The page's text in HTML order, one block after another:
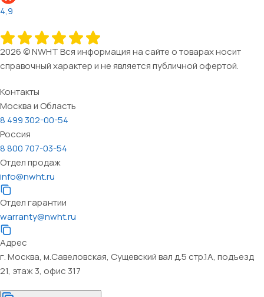
4,9
2026 © NWHT Вся информация на сайте о товарах носит
справочный характер и не является публичной офертой.
Контакты
Москва и Область
8 499 302-00-54
Россия
8 800 707-03-54
Отдел продаж
info@nwht.ru
Отдел гарантии
warranty@nwht.ru
Адрес
г. Москва, м.Савеловская, Сущевский вал д.5 стр.1А, подъезд
21, этаж 3, офис 317